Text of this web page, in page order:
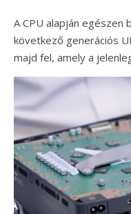
A CPU alapján egészen
következő generációs
majd fel, amely a